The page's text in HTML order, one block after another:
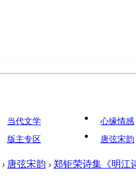
当代文学
版主专区
心缘情感
唐弦宋韵
› 唐弦宋韵 › 郑钜荣诗集《明江